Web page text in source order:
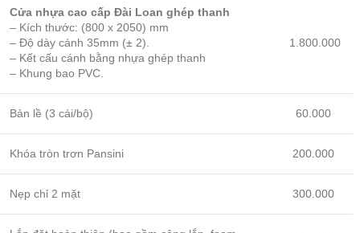
Cửa nhựa cao cấp Đài Loan ghép thanh
– Kích thước: (800 x 2050) mm
– Độ dày cánh 35mm (± 2).
– Kết cấu cánh bằng nhựa ghép thanh
– Khung bao PVC.
1.800.000
Bản lề (3 cái/bộ) 60.000
Khóa tròn trơn Pansini 200.000
Nẹp chỉ 2 mặt 300.000